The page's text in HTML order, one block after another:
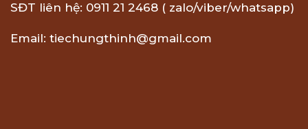
SĐT liên hệ: 0911 21 2468 ( zalo/viber/whatsapp)
Email: tiechungthinh@gmail.com